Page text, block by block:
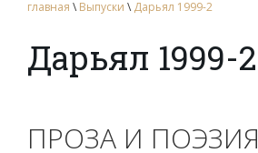
главная \ Выпуски \ Дарьял 1999-2
Дарьял 1999-2
ПРОЗА И ПОЭЗИЯ